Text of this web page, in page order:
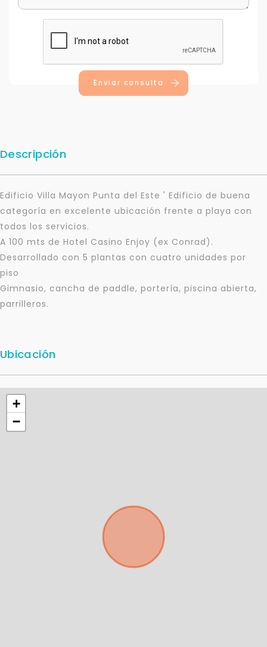
Enviar consulta
Descripción
Edificio Villa Mayon Punta del Este ' Edificio de buena
categoría en excelente ubicación frente a playa con
todos los servicios.
A 100 mts de Hotel Casino Enjoy (ex Conrad).
Desarrollado con 5 plantas con cuatro unidades por
piso
Gimnasio, cancha de paddle, portería, piscina abierta,
parrilleros.
Ubicación
+
−
Para responderte
mejor y más rápido
Déjanos tus datos para identificar tu consulta en el
sistema de gestión de clientes.